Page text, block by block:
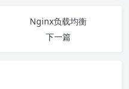
Nginx负载均衡
下一篇